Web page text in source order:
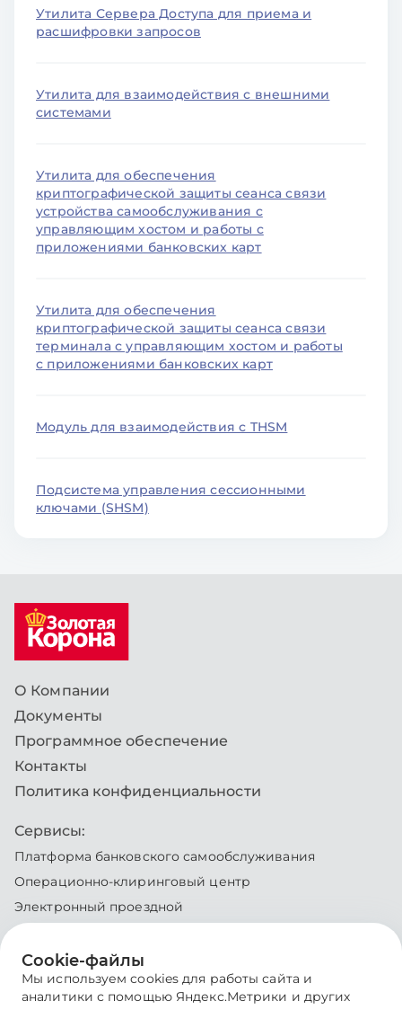
Утилита Сервера Доступа для приема и
расшифровки запросов
Утилита для взаимодействия с внешними
системами
Утилита для обеспечения
криптографической защиты сеанса связи
устройства самообслуживания с
управляющим хостом и работы с
приложениями банковских карт
Утилита для обеспечения
криптографической защиты сеанса связи
терминала с управляющим хостом и работы
с приложениями банковских карт
Модуль для взаимодействия с THSM
Подсистема управления сессионными
ключами (SHSM)
Сookie-файлы
Мы используем cookies для работы сайта и
аналитики с помощью Яндекс.Метрики и других
О Компании
Документы
Программное обеспечение
Контакты
Политика конфиденциальности
Сервисы:
Платформа банковского самообслуживания
Операционно-клиринговый центр
Электронный проездной
Система "Золотая корона"
Система лояльности
ИТ-аккредитация: